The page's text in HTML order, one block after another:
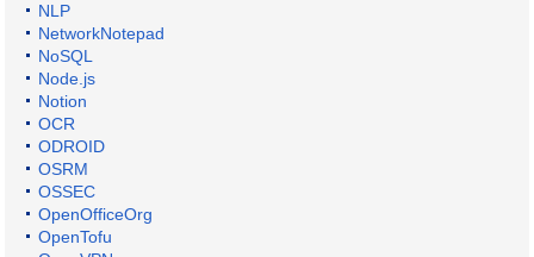
NLP
NetworkNotepad
NoSQL
Node.js
Notion
OCR
ODROID
OSRM
OSSEC
OpenOfficeOrg
OpenTofu